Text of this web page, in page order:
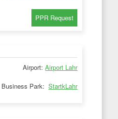
Airport:Airport Lahr
Business Park:StartkLahr